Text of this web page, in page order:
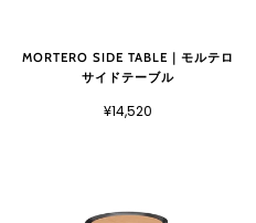
MORTERO SIDE TABLE｜モルテロ
サイドテーブル
¥14,520